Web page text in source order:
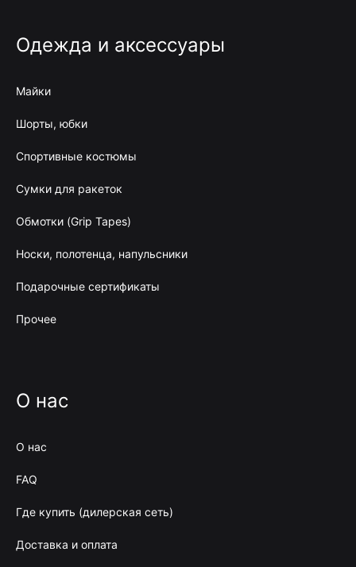
Одежда и аксессуары
Майки
Шорты, юбки
Спортивные костюмы
Сумки для ракеток
Обмотки (Grip Tapes)
Носки, полотенца, напульсники
Подарочные сертификаты
Прочее
О нас
О нас
FAQ
Где купить (дилерская сеть)
Доставка и оплата